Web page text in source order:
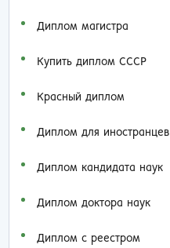
Диплом магистра
Купить диплом СССР
Красный диплом
Диплом для иностранцев
Диплом кандидата наук
Диплом доктора наук
Диплом с реестром